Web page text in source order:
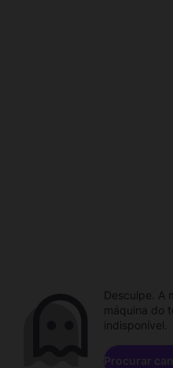
Desculpe. A
máquina do
indisponível.
Procurar